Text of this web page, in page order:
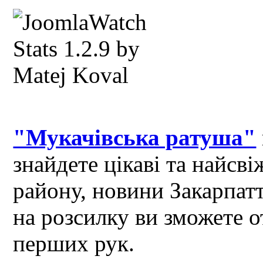
"Мукачівська ратуша"
знайдете цікаві та
району, новини
на розсилку ви зможете
перших рук.